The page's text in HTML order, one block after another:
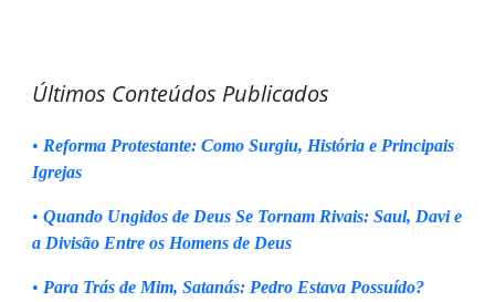
Últimos Conteúdos Publicados
• Reforma Protestante: Como Surgiu, História e Principais
Igrejas
• Quando Ungidos de Deus Se Tornam Rivais: Saul, Davi e
a Divisão Entre os Homens de Deus
• Para Trás de Mim, Satanás: Pedro Estava Possuído?